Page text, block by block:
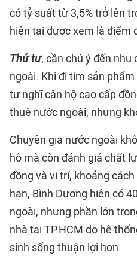
có tỷ suất từ 3,5% trở lên
hiện tại được xem là điểm
Thứ tư, cần chú ý đến
ngoài. Khi đi tìm sản
tư nghĩ căn hộ cao cấp
thuê nước ngoài, nhưng
Chuyên gia nước ngoài
hộ mà còn đánh giá chất
đồng và vị trí, khoảng
hạn, Bình Dương hiện có
ngoài, nhưng phần lớn
nhà tại TP.HCM do hệ
sinh sống thuận lợi hơn.